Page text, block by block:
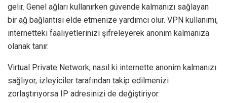
gelir. Genel ağları kullanırken güvende kalmanızı sağlayan
bir ağ bağlantısı elde etmenize yardımcı olur. VPN kullanımı,
internetteki faaliyetlerinizi şifreleyerek anonim kalmanıza
olanak tanır.
Virtual Private Network, nasıl ki internette anonim kalmanızı
sağlıyor, izleyiciler tarafından takip edilmenizi
zorlaştırıyorsa IP adresinizi de değiştiriyor.